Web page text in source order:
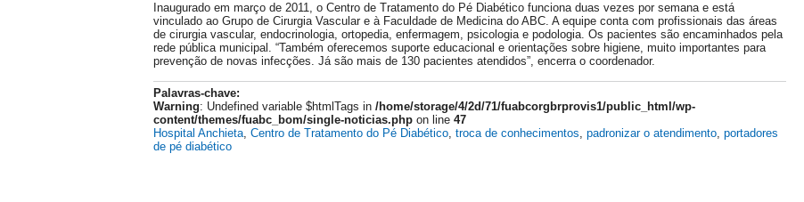
Inaugurado em março de 2011, o Centro de Tratamento do Pé Diabético funciona duas vezes por semana e está
vinculado ao Grupo de Cirurgia Vascular e à Faculdade de Medicina do ABC. A equipe conta com profissionais das áreas
de cirurgia vascular, endocrinologia, ortopedia, enfermagem, psicologia e podologia. Os pacientes são encaminhados pela
rede pública municipal. “Também oferecemos suporte educacional e orientações sobre higiene, muito importantes para
prevenção de novas infecções. Já são mais de 130 pacientes atendidos”, encerra o coordenador.
Palavras-chave:
Warning: Undefined variable $htmlTags in /home/storage/4/2d/71/fuabcorgbrprovis1/public_html/wp-
content/themes/fuabc_bom/single-noticias.php on line 47
Hospital Anchieta, Centro de Tratamento do Pé Diabético, troca de conhecimentos, padronizar o atendimento, portadores
de pé diabético